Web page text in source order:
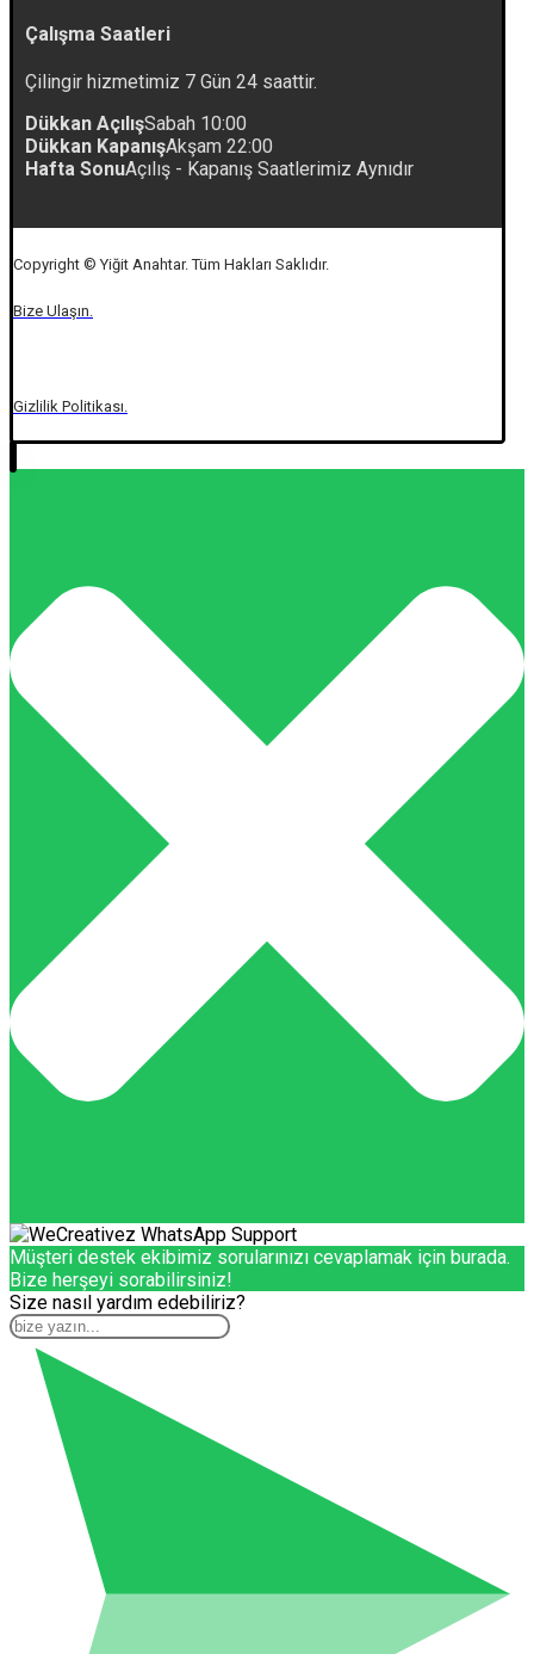
Çalışma Saatleri
Çilingir hizmetimiz 7 Gün 24 saattir.
Dükkan AçılışSabah 10:00
Dükkan KapanışAkşam 22:00
Hafta SonuAçılış - Kapanış Saatlerimiz Aynıdır
Copyright © Yiğit Anahtar. Tüm Hakları Saklıdır.
Bize Ulaşın.
Gizlilik Politikası.
Müşteri destek ekibimiz sorularınızı cevaplamak için burada.
Bize herşeyi sorabilirsiniz!
Size nasıl yardım edebiliriz?